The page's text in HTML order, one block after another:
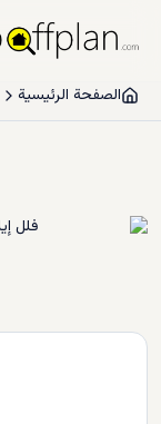
الصفحة الرئيسية